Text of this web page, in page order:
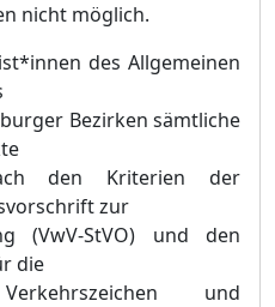
nicht möglich.
des Allgemeinen
Bezirken sämtliche
den Kriterien der
zur
(VwV-StVO) und den
die
und